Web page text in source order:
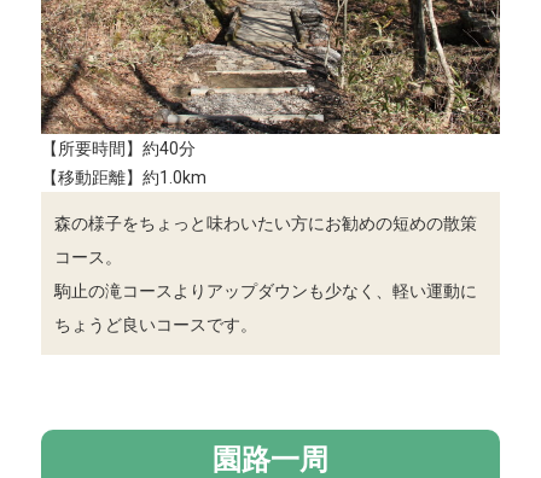
【所要時間】約40分
【移動距離】約1.0km
森の様子をちょっと味わいたい方にお勧めの短めの散策
コース。
駒止の滝コースよりアップダウンも少なく、軽い運動に
ちょうど良いコースです。
園路一周